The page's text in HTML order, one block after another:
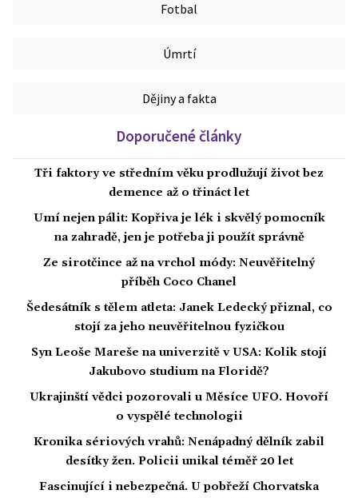
Fotbal
Úmrtí
Dějiny a fakta
Doporučené články
Tři faktory ve středním věku prodlužují život bez
demence až o třináct let
Umí nejen pálit: Kopřiva je lék i skvělý pomocník
na zahradě, jen je potřeba ji použít správně
Ze sirotčince až na vrchol módy: Neuvěřitelný
příběh Coco Chanel
Šedesátník s tělem atleta: Janek Ledecký přiznal, co
stojí za jeho neuvěřitelnou fyzičkou
Syn Leoše Mareše na univerzitě v USA: Kolik stojí
Jakubovo studium na Floridě?
Ukrajinští vědci pozorovali u Měsíce UFO. Hovoří
o vyspělé technologii
Kronika sériových vrahů: Nenápadný dělník zabil
desítky žen. Policii unikal téměř 20 let
Fascinující i nebezpečná. U pobřeží Chorvatska